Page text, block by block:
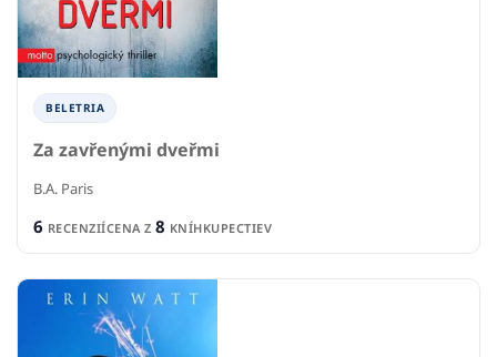
BELETRIA
Za zavřenými dveřmi
B.A. Paris
6 RECENZIÍCENA Z 8 KNÍHKUPECTIEV